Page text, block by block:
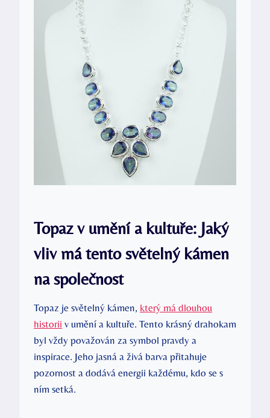
Topaz v umění a kultuře: Jaký
vliv má tento světelný kámen
na společnost
Topaz je světelný kámen, který má dlouhou
historii v umění a kultuře. Tento krásný drahokam
byl vždy považován za symbol pravdy a
inspirace. Jeho jasná a živá barva přitahuje
pozornost a dodává energii každému, kdo se s
ním setká.